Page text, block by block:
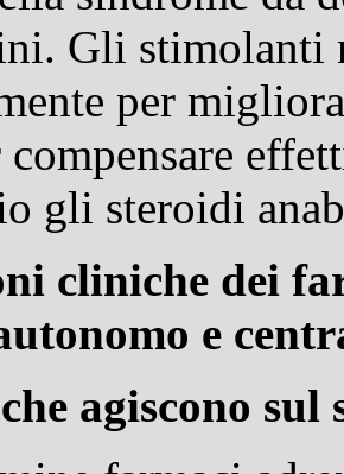
Gli stimolanti
per
compensare
gli steroidi
cliniche dei
e
agiscono sul